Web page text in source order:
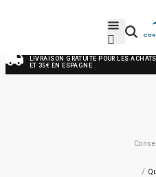
LIVRAISON GRATUITE POUR LES
ET 35€ EN ESPAGNE
/